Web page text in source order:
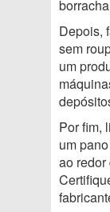
Depois,
sem
um
Por fim,
um
ao redor